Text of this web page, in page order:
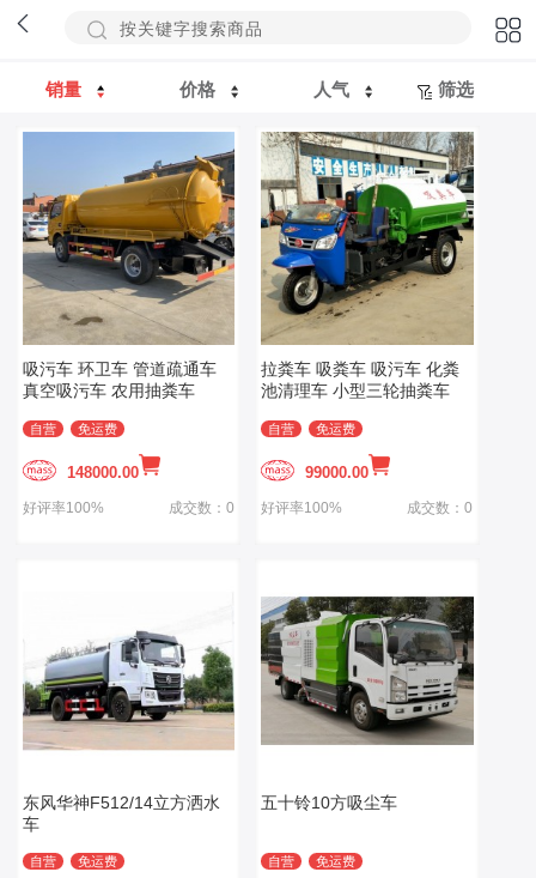
销量 价格 人气 筛选
吸污车 环卫车 管道疏通车
真空吸污车 农用抽粪车
自营 免运费
148000.00
好评率100% 成交数：0
拉粪车 吸粪车 吸污车 化粪
池清理车 小型三轮抽粪车
自营 免运费
99000.00
好评率100% 成交数：0
东风华神F512/14立方洒水
车
自营 免运费
五十铃10方吸尘车
自营 免运费